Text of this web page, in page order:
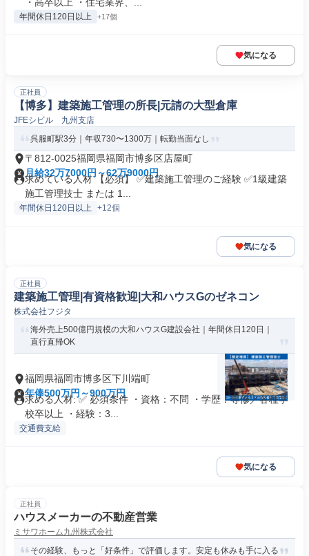
年間休日120日以上 +17個
気になる
正社員
【博多】建築施工管理の所長|元請の大型倉庫
JFEシビル 九州支店
呉服町駅3分｜年収730〜1300万｜転勤当面なし
〒812-0025福岡県福岡市博多区店屋町
月給32万7000円～62万9000円
求めている人材 【必須】 ✅建築施工管理のご経験 ✅1級建築
施工管理技士 または 1...
年間休日120日以上 +12個
気になる
正社員
建築施工管理|有資格歓迎|大和ハウスGのゼネコン
株式会社フジタ
海外売上500億円規模の大和ハウスG建設会社｜年間休日120日｜
直行直帰OK
福岡県福岡市博多区下川端町
年俸500万円～900万円
求める人材: ✅ 必須条件 ・資格：不問 ・学歴：専修／各種学
校卒以上 ・経験：3...
交通費支給
気になる
正社員
ハウスメーカーの不動産営業
ミサワホーム九州株式会社
その経験、もっと「好条件」で評価します。安定も休みも手に入る